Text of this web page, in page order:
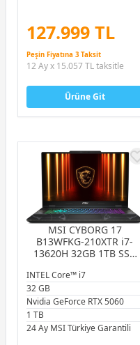
127.999 TL
Peşin Fiyatına 3 Taksit
12 Ay x 15.057 TL taksitle
Ürüne Git
MSI CYBORG 17
B13WFKG-210XTR i7-
13620H 32GB 1TB SSD
FHD 144Hz FreeDOS
Gaming Notebook
INTEL Core™ i7
32 GB
Nvidia GeForce RTX 5060
1 TB
24 Ay MSI Türkiye Garantili